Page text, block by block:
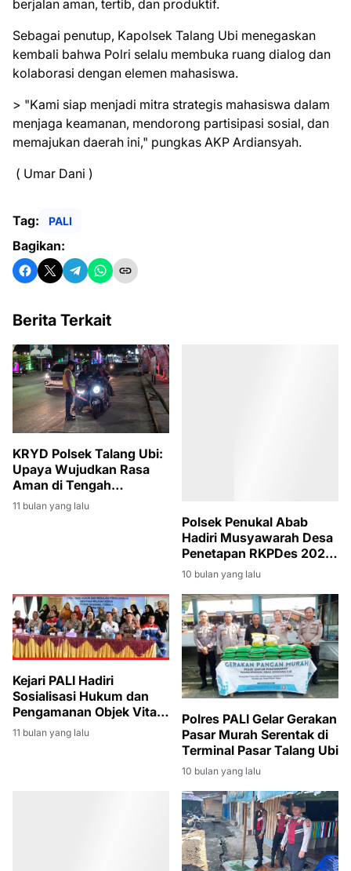
berjalan aman, tertib, dan produktif.
Sebagai penutup, Kapolsek Talang Ubi menegaskan
kembali bahwa Polri selalu membuka ruang dialog dan
kolaborasi dengan elemen mahasiswa.
> "Kami siap menjadi mitra strategis mahasiswa dalam
menjaga keamanan, mendorong partisipasi sosial, dan
memajukan daerah ini," pungkas AKP Ardiansyah.
( Umar Dani )
Tag: PALI
Bagikan:
Berita Terkait
KRYD Polsek Talang Ubi:
Upaya Wujudkan Rasa
Aman di Tengah
Masyarakat
11 bulan yang lalu
Polsek Penukal Abab
Hadiri Musyawarah Desa
Penetapan RKPDes 2026
di Desa Air Itam
10 bulan yang lalu
Kejari PALI Hadiri
Sosialisasi Hukum dan
Pengamanan Objek Vital
Nasional di Desa
Pengabuan
11 bulan yang lalu
Polres PALI Gelar Gerakan
Pasar Murah Serentak di
Terminal Pasar Talang Ubi
10 bulan yang lalu